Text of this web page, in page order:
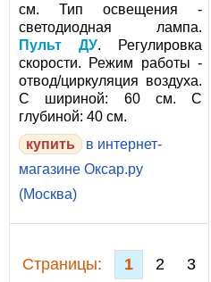
см. Тип освещения -
светодиодная лампа.
Пульт ДУ. Регулировка
скорости. Режим работы -
отвод/циркуляция воздуха.
С шириной: 60 см. С
глубиной: 40 см.
в интернет-
магазине Оксар.ру
(Москва)
Cтраницы: 1 2
3